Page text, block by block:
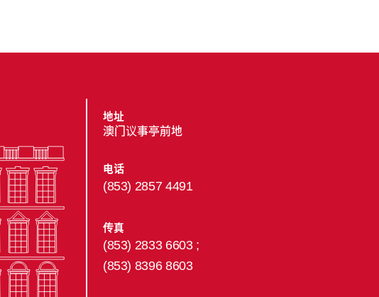
地址
澳门议事亭前地
电话
(853) 2857 4491
传真
(853) 2833 6603 ;
(853) 8396 8603